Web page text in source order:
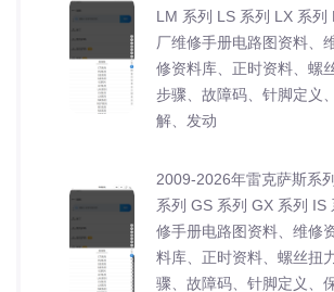
LM 系列 LS 系列 LX 系列
厂维修手册电路图资料、
修资料库、正时资料、螺
步骤、故障码、针脚定义
解、发动
2009-2026年雷克萨斯系
系列 GS 系列 GX 系列 IS
修手册电路图资料、维修
料库、正时资料、螺丝扭
骤、故障码、针脚定义、